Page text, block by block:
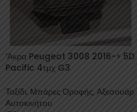
‘Ακρα Peugeot 3008 2016-> 5D
Pacific 4τμχ G3
Ταξίδι, Μπάρες Οροφής, Αξεσουάρ
Αυτοκινήτου